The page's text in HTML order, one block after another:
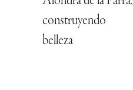
construyendo
belleza